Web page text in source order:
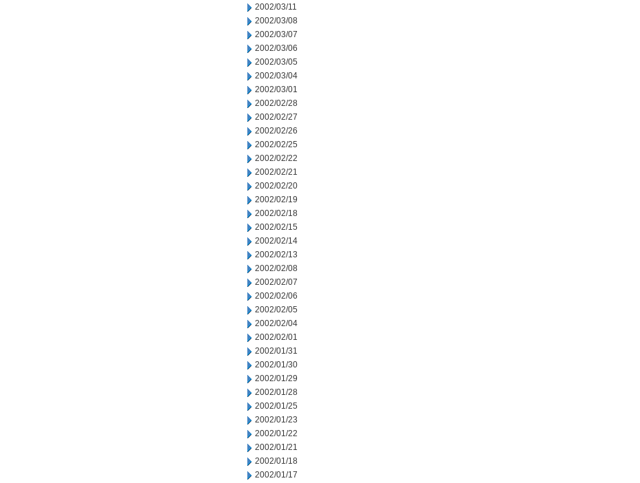
2002/03/11
2002/03/08
2002/03/07
2002/03/06
2002/03/05
2002/03/04
2002/03/01
2002/02/28
2002/02/27
2002/02/26
2002/02/25
2002/02/22
2002/02/21
2002/02/20
2002/02/19
2002/02/18
2002/02/15
2002/02/14
2002/02/13
2002/02/08
2002/02/07
2002/02/06
2002/02/05
2002/02/04
2002/02/01
2002/01/31
2002/01/30
2002/01/29
2002/01/28
2002/01/25
2002/01/23
2002/01/22
2002/01/21
2002/01/18
2002/01/17